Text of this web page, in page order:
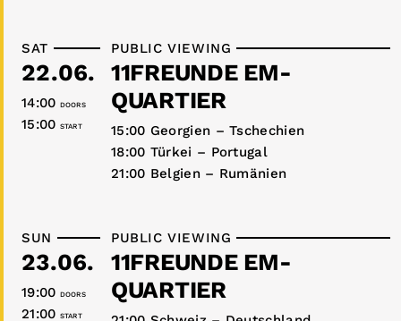
SAT
22.06.
DOORS
14:00
START
15:00
PUBLIC VIEWING
11FREUNDE EM-
QUARTIER
15:00 Georgien – Tschechien
18:00 Türkei – Portugal
21:00 Belgien – Rumänien
SUN
23.06.
DOORS
19:00
START
21:00
PUBLIC VIEWING
11FREUNDE EM-
QUARTIER